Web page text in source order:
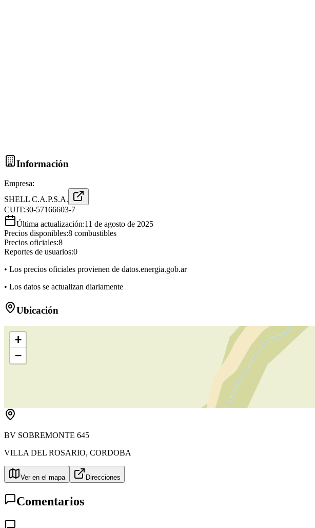
Información
Empresa:
SHELL C.A.P.S.A.
CUIT:30-57166603-7
Última actualización:11 de agosto de 2025
Precios disponibles:8 combustibles
Precios oficiales:8
Reportes de usuarios:0
• Los precios oficiales provienen de datos.energia.gob.ar
• Los datos se actualizan diariamente
Ubicación
+
−
BV SOBREMONTE 645
VILLA DEL ROSARIO, CORDOBA
Ver en el mapa Direcciones
Comentarios